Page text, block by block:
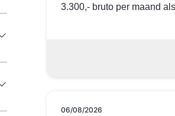
3.300,- bruto per maand
productiemedewerker Heftruck
producten en materialen Samenwerken met collega’s om het productieproces
06/08/2026